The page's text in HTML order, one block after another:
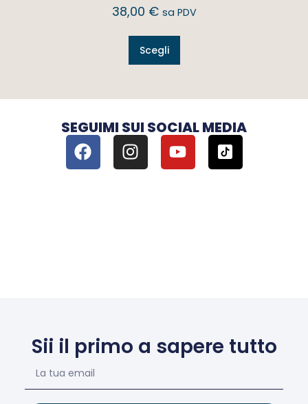
38,00 € sa PDV
Scegli
SEGUIMI SUI SOCIAL MEDIA
Sii il primo a sapere tutto